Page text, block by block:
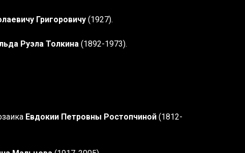
Григоровичу (1927).
Руэла Толкина (1892-1973).
Евдокии Петровны Ростопчиной (1812-